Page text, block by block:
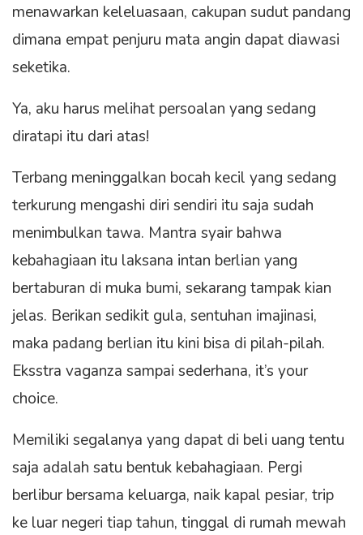
menawarkan keleluasaan, cakupan sudut pandang
dimana empat penjuru mata angin dapat diawasi
seketika.
Ya, aku harus melihat persoalan yang sedang
diratapi itu dari atas!
Terbang meninggalkan bocah kecil yang sedang
terkurung mengashi diri sendiri itu saja sudah
menimbulkan tawa. Mantra syair bahwa
kebahagiaan itu laksana intan berlian yang
bertaburan di muka bumi, sekarang tampak kian
jelas. Berikan sedikit gula, sentuhan imajinasi,
maka padang berlian itu kini bisa di pilah-pilah.
Eksstra vaganza sampai sederhana, it’s your
choice.
Memiliki segalanya yang dapat di beli uang tentu
saja adalah satu bentuk kebahagiaan. Pergi
berlibur bersama keluarga, naik kapal pesiar, trip
ke luar negeri tiap tahun, tinggal di rumah mewah